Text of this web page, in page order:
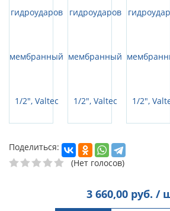
Поделиться:
(Нет голосов)
3 660,00 руб. /